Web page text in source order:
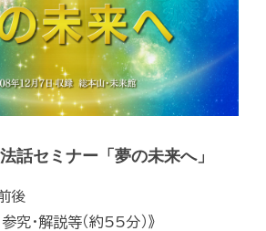
話セミナー「夢の未来へ」
後
究・解説等（約55分）》